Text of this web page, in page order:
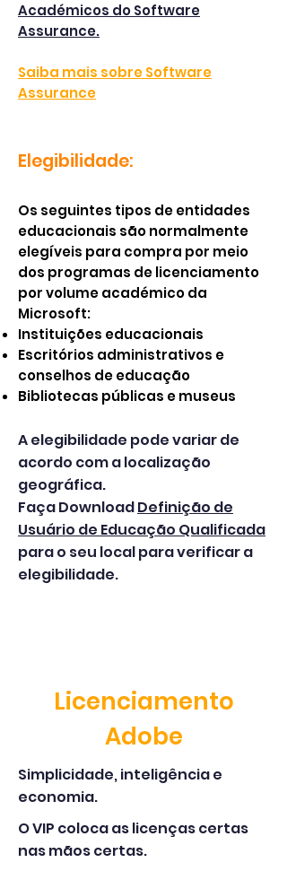
Académicos do Software
Assurance.
Saiba mais sobre Software
Assurance
Elegibilidade:
Os seguintes tipos de entidades
educacionais são normalmente
elegíveis para compra por meio
dos programas de licenciamento
por volume académico da
Microsoft:
Instituições educacionais
Escritórios administrativos e
conselhos de educação
Bibliotecas públicas e museus
A elegibilidade pode variar de
acordo com a localização
geográfica.
Faça DownloadDefinição de
Usuário de Educação Qualificada
para o seu local para verificar a
elegibilidade.
Licenciamento
Adobe
Simplicidade, inteligência e
economia.
​O VIP coloca as licenças certas
nas mãos certas.